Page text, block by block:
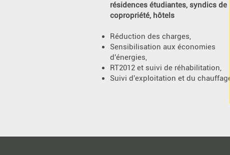
résidences étudiantes, syndics de
copropriété, hôtels
Réduction des charges,
Sensibilisation aux économies
d'énergies,
RT2012 et suivi de réhabilitation,
Suivi d'exploitation et du chauffage